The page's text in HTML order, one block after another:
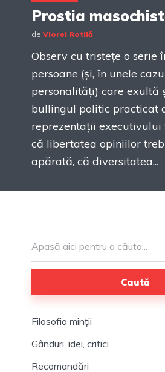
Prostia
de Viorel Rotilă
Observ cu tristețe o serie
persoane (și, în unele
personalități) care exultă
bullingul politic practicat
reprezentații executivului
că libertatea opiniilor
apărată, că diversitatea...
Caută
Filosofia minții
Gânduri, idei, critici
Recomandări